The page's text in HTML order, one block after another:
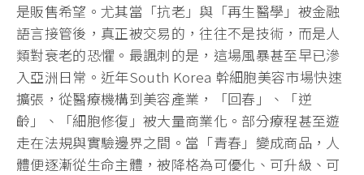
是販售希望。尤其當「抗老」與「再生醫學」被金融
語言接管後，真正被交易的，往往不是技術，而是人
類對衰老的恐懼。最諷刺的是，這場風暴甚至早已滲
入亞洲日常。近年South Korea 幹細胞美容市場快速
擴張，從醫療機構到美容產業，「回春」、「逆
齡」、「細胞修復」被大量商業化。部分療程甚至遊
走在法規與實驗邊界之間。當「青春」變成商品，人
體便逐漸從生命主體，被降格為可優化、可升級、可